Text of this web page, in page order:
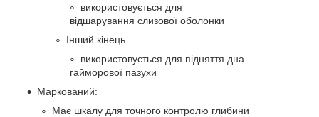
використовується для
відшарування слизової оболонки
Інший кінець
використовується для підняття дна
гайморової пазухи
Маркований:
Має шкалу для точного контролю глибини